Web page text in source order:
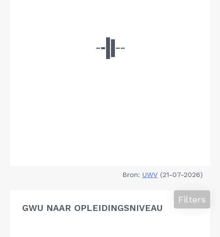
Bron: UWV (21-07-2026)
GWU NAAR OPLEIDINGSNIVEAU
Filters